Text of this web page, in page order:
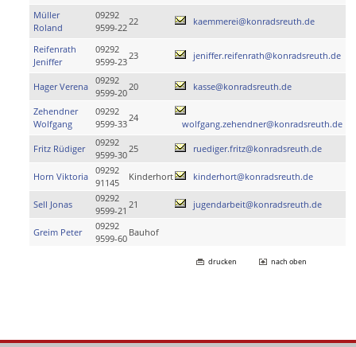
Müller
Roland
09292
9599-22
22 kaemmerei@konradsreuth.de
Reifenrath
Jeniffer
09292
9599-23
23 jeniffer.reifenrath@konradsreuth.de
Hager Verena
09292
9599-20
20 kasse@konradsreuth.de
Zehendner
Wolfgang
09292
9599-33
24
wolfgang.zehendner@konradsreuth.de
Fritz Rüdiger
09292
9599-30
25 ruediger.fritz@konradsreuth.de
Horn Viktoria
09292
91145
Kinderhort kinderhort@konradsreuth.de
Sell Jonas
09292
9599-21
21 jugendarbeit@konradsreuth.de
Greim Peter
09292
9599-60
Bauhof
drucken nach oben